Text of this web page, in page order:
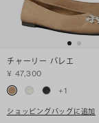
チャーリー バレエ
¥ 47,300
+1
ショッピングバッグに追加